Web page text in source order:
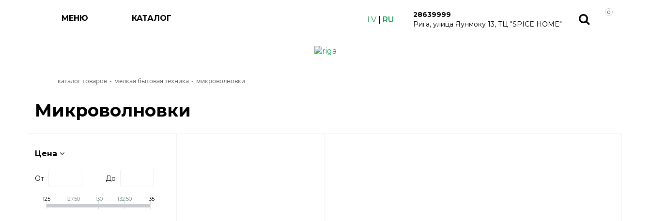
0
28639999
Рига, улица Яунмоку 13, ТЦ "SPICE HOME"
LV RU
МЕНЮ КАТАЛОГ
каталог товаров - мелкая бытовая техника - микроволновки
Микроволновки
Цена
От До
125 127.50 130 132.50 135